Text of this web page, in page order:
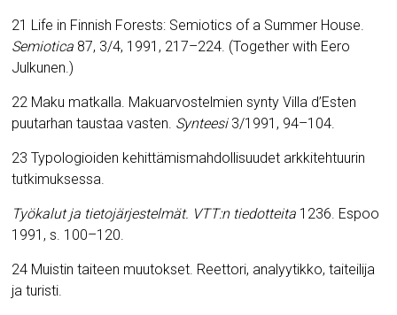
21 Life in Finnish Forests: Semiotics of a Summer House.
Semiotica 87, 3/4, 1991, 217–224. (Together with Eero
Julkunen.)
22 Maku matkalla. Makuarvostelmien synty Villa d’Esten
puutarhan taustaa vasten. Synteesi3/1991, 94–104.
23 Typologioiden kehittämismahdollisuudet arkkitehtuurin
tutkimuksessa.
Työkalut ja tietojärjestelmät. VTT:n tiedotteita 1236. Espoo
1991, s. 100–120.
24 Muistin taiteen muutokset. Reettori, analyytikko, taiteilija
ja turisti.